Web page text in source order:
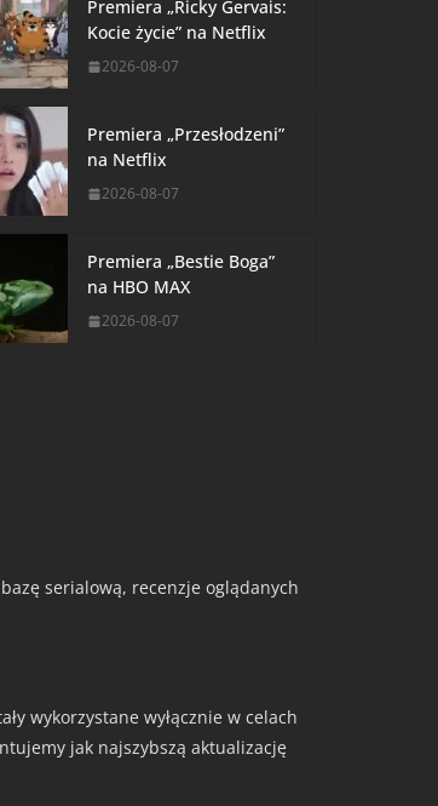
Premiera „Ricky Gervais:
Kocie życie” na Netflix
2026-08-07
Premiera „Przesłodzeni”
na Netflix
2026-08-07
Premiera „Bestie Boga”
na HBO MAX
2026-08-07
serialową, recenzje oglądanych
wykorzystane wyłącznie w celach
jak najszybszą aktualizację